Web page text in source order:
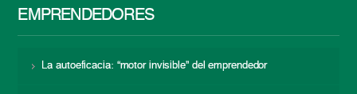
EMPRENDEDORES
La autoeficacia: “motor invisible” del emprendedor